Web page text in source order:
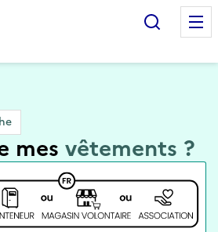
de mes objets & déchets
mes vêtements ?